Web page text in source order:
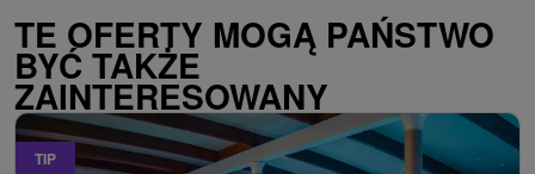
TE OFERTY MOGĄ PAŃSTWO
BYĆ TAKŻE
ZAINTERESOWANY
TIP